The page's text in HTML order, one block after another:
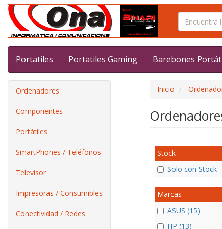
Portatiles Portatiles Gaming Barebones
Ordenadores
Componentes
Portátiles
SmartPhones / Teléfonos
Televisor
Impresoras / Consumibles
Conectividad / Redes
Inicio
Stock
Solo con Stock
Marcas
ASUS (15)
HP (13)